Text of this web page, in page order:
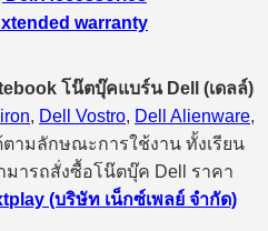
warranty
โน๊ตบุ๊คแบร์น Dell (เดลล์)
, Dell Vostro, Dell Alienware,
ามลักษณะการใช้งาน ทั้งเรียน
มารถสั่งซื้อโน๊ตบุ๊ค Dell ราคา
(บริษัท เน็กซ์เพลย์ จำกัด)